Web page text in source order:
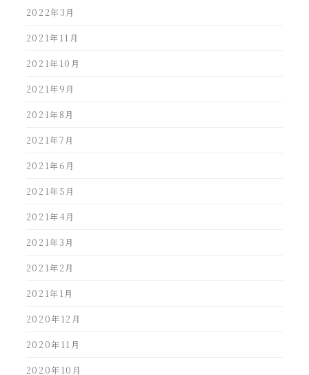
2022年3月
2021年11月
2021年10月
2021年9月
2021年8月
2021年7月
2021年6月
2021年5月
2021年4月
2021年3月
2021年2月
2021年1月
2020年12月
2020年11月
2020年10月